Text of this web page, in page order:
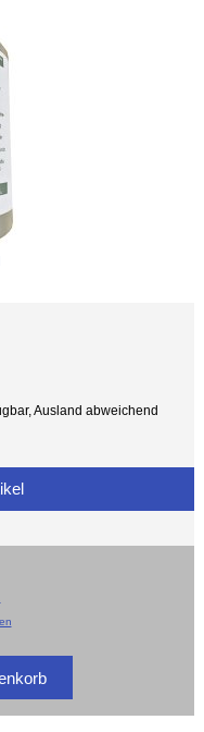
Ausland abweichend